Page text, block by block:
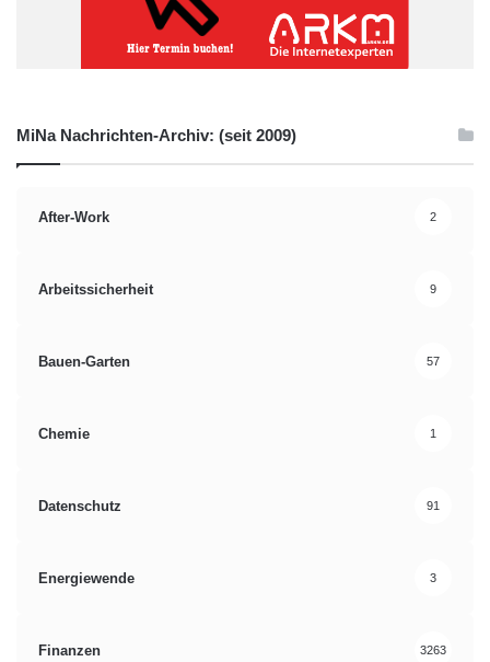
MiNa Nachrichten-Archiv: (seit 2009)
After-Work 2
Arbeitssicherheit 9
Bauen-Garten 57
Chemie 1
Datenschutz 91
Energiewende 3
Finanzen 3263